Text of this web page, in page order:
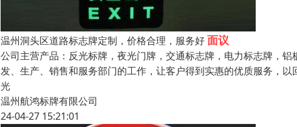
温州洞头区道路标志牌定制，价格合理，服务好面议
公司主营产品：反光标牌，夜光门牌，交通标志牌，电力标志牌，
发、生产、销售和服务部门的工作，让客户得到实惠的优质服务，
光
温州航鸿标牌有限公司
24-04-27 15:21:01